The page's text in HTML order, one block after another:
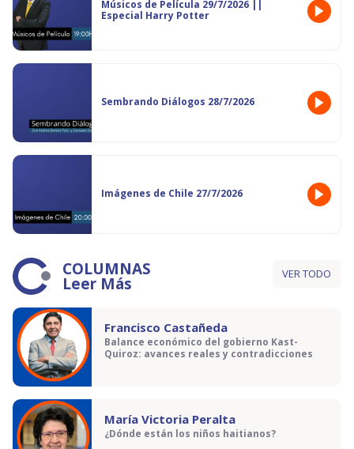
Músicos de Película 29/7/2026 ||
Especial Harry Potter
Sembrando Diálogos 28/7/2026
Imágenes de Chile 27/7/2026
COLUMNAS
Leer Más VER TODO
Francisco Castañeda
Balance económico del gobierno Kast-
Quiroz: avances reales y contradicciones
María Victoria Peralta
¿Dónde están los niños haitianos?